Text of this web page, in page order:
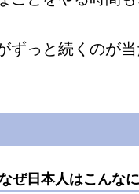
ずっと続くのが
ぜ日本人はこんな